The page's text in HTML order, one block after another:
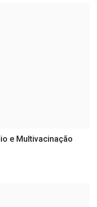
e Multivacinação